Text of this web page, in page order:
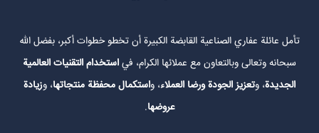
تأمل عائلة عفاري الصناعية القابضة الكبيرة أن تخطو خطوات أكبر، بفضل الله
سبحانه وتعالى وبالتعاون مع عملائها الكرام، فياستخدام التقنيات العالمية
الجديدة، وتعزيز الجودة ورضا العملاء، واستكمال محفظة منتجاتها، وزيادة
عروضها.